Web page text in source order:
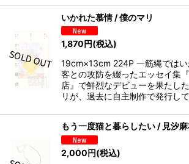
いかれた慕情 / 僕のマリ
1,870円(税込)
19cm×13cm 224P 一筋縄では
客との攻防を綴ったエッセイ集
店』で鮮烈なデビューを果たし
リが、過去に自主制作で発行し
もう一度猫と暮らしたい / 見汐
2,000円(税込)